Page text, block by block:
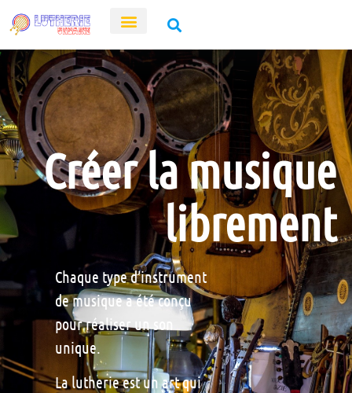
Créer la musique
librement
Chaque type d’instrument
de musique a été conçu
pour réaliser un son
unique.
La lutherie est un art qui